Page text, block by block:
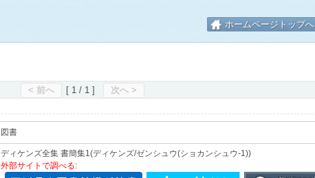
ホームページトップへ
< 前へ [ 1 / 1 ] 次へ >
図書
ディケンズ全集 書簡集1(ディケンズ/ゼンシュウ(ショカンシュウ-1))
外部サイトで調べる: